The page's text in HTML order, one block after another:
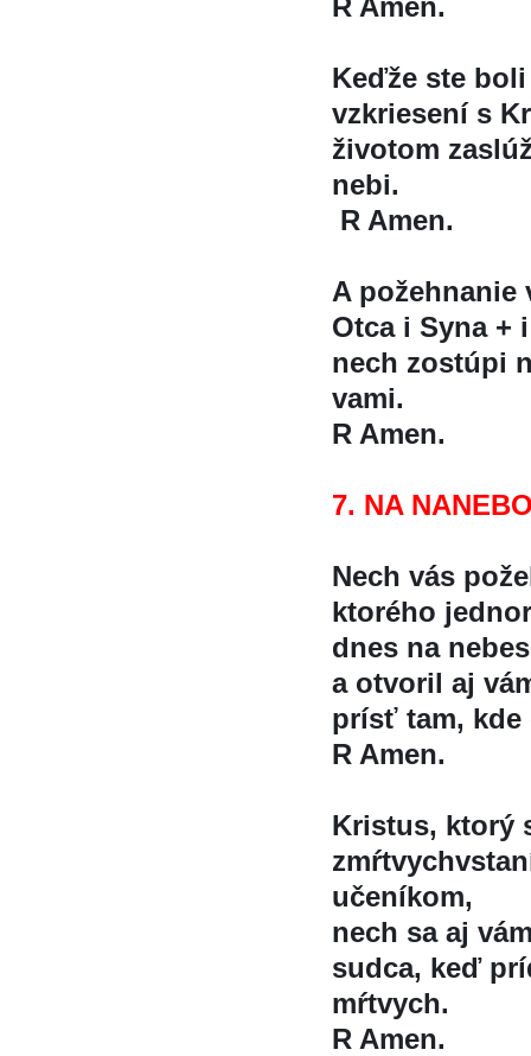
R Amen.
Keďže ste
vzkriesení s
životom
nebi.
R Amen.
A požehnanie
Otca i Syna +
nech zostúpi
vami.
R Amen.
7. NA
Nech vás
ktorého
dnes na
a otvoril aj
prísť tam, kde
R Amen.
Kristus, ktorý
učeníkom,
nech sa aj
sudca, keď
mŕtvych.
R Amen.